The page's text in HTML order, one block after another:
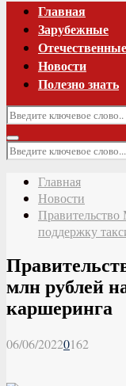
Главная
Зарубежные
Отечественные
Новости
Полезно знать
Искать:
Основное
меню
Искать:
Главная
Новости
поддержку
млн рублей
каршеринга
06/06/20220162